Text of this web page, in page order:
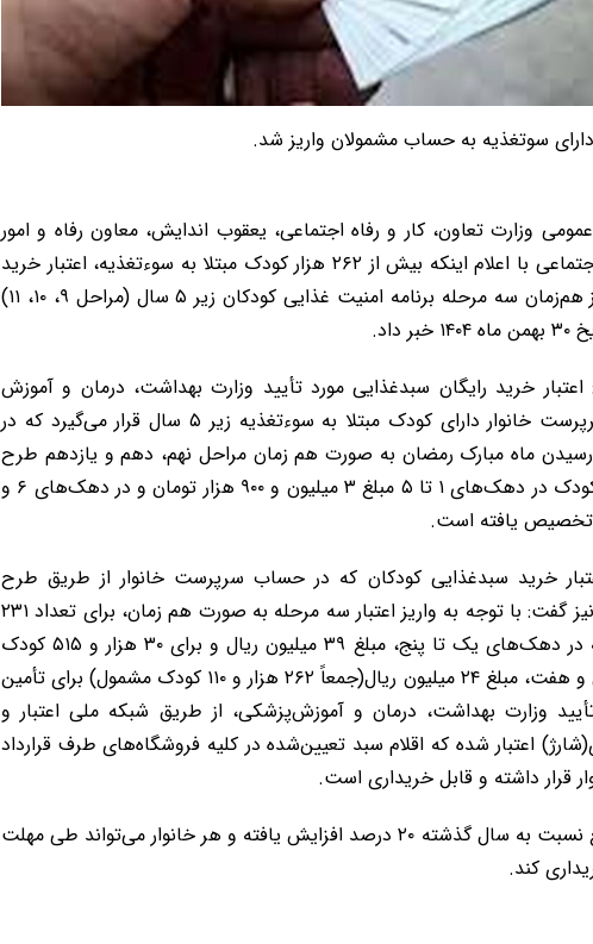
دارای سوتغذیه به حساب مشمولان واریز شد.
عمومی وزارت تعاون، کار و رفاه اجتماعی، یعقوب اندایش، معاون رفاه و امور
اقتصادی وزارت تعاون، کار و رفاه اجتماعی با اعلام اینکه بیش از ۲۶۲ هزار کودک مبتلا به سوءتغذیه، اعتبار خرید
رایگان سبدغذایی می‌گیرند، از واریز هم‌زمان سه مرحله برنامه امنیت غذایی کودکان زیر ۵ سال (مراحل ۹، ۱۰، ۱۱)
خرید رایگان سبدغذایی مورد تأیید وزارت بهداشت، درمان و آموزش
پزشکی (۱۶ قلم کالا)، در اختیار سرپرست خانوار دارای کودک مبتلا به سوءتغذیه زیر ۵ سال قرار می‌گیرد که در
فرا رسیدن ماه مبارک رمضان به صورت هم زمان مراحل نهم، دهم و یازدهم طرح
کارسازی (شارژ) شده و به ازای هر کودک در دهک‌های ۱ تا ۵ مبلغ ۳ میلیون و ۹۰۰ هزار تومان و در دهک‌های ۶ و
خرید سبدغذایی کودکان که در حساب سرپرست خانوار از طریق طرح
کالابرگ الکترونیکی انجام می‌شود، نیز گفت: با توجه به واریز اعتبار سه مرحله به صورت هم زمان، برای تعداد ۲۳۱
هزار و ۵۹۵ کودک دارای سوءتغذیه در دهک‌های یک تا پنج، مبلغ ۳۹ میلیون ریال و برای ۳۰ هزار و ۵۱۵ کودک
دارای سوءتغذیه در دهک‌های شش و هفت، مبلغ ۲۴ میلیون ریال(جمعاً ۲۶۲ هزار و ۱۱۰ کودک مشمول) برای تأمین
وزارت بهداشت، درمان و آموزش‌پزشکی، از طریق شبکه ملی اعتبار و
اعتبار شده که اقلام سبد تعیین‌شده در کلیه فروشگاه‌های طرف قرارداد
قرار داشته و قابل خریداری است.
معاون وزیر رفاه تاکید کرد: این مبلغ نسبت به سال گذشته ۲۰ درصد افزایش یافته و هر خانوار می‌تواند طی مهلت
کند.